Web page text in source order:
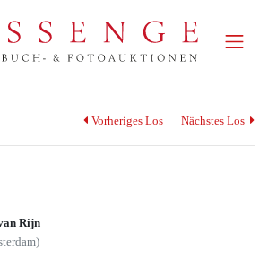
Vorheriges Los Nächstes Los
Rijn